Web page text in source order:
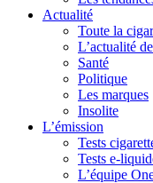
Actualité
Toute la
L’actualité
Santé
Politique
Les marques
Insolite
L’émission
Tests
Tests e-
L’équipe